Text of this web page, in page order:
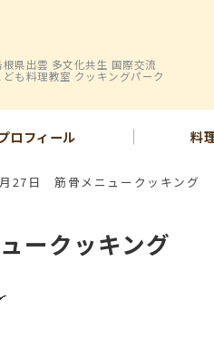
根県出雲 多文化共生 国際交流
ども料理教室 クッキングパーク
ロフィール 料
27日 筋骨メニュークッキング
ークッキング